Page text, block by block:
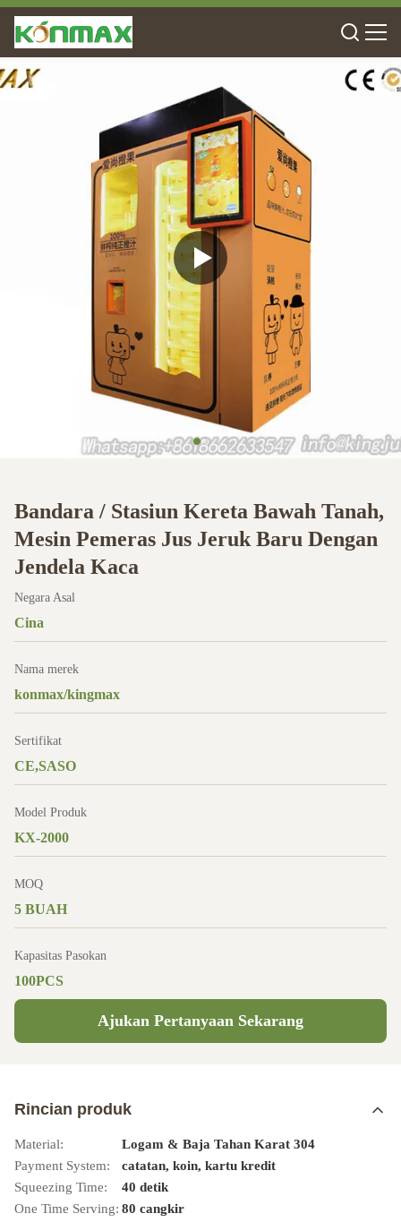
Bandara / Stasiun Kereta Bawah Tanah,
Mesin Pemeras Jus Jeruk Baru Dengan
Jendela Kaca
Negara Asal
Cina
Nama merek
konmax/kingmax
Sertifikat
CE,SASO
Model Produk
KX-2000
MOQ
5 BUAH
Kapasitas Pasokan
100PCS
Ajukan Pertanyaan Sekarang
Rincian produk
Material:
Logam & Baja Tahan Karat 304
Payment System:
catatan, koin, kartu kredit
Squeezing Time:
40 detik
One Time Serving: 80 cangkir